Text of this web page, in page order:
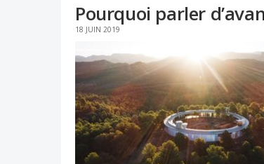
Pourquoi parler
18 JUIN 2019